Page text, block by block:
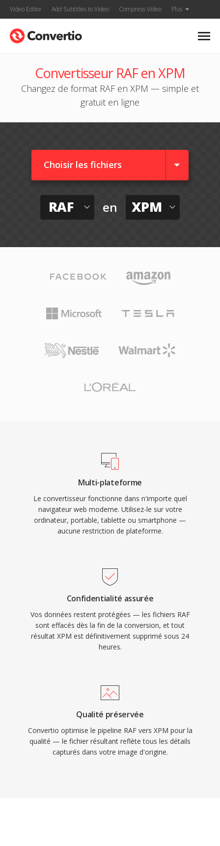
Video Editor Add Subtitles to Video Compress Video Plus
Convertisseur RAF en XPM
Changez de format RAF en XPM — simple et
gratuit en ligne
Choisir les fichiers
RAF en XPM
Multi-plateforme
Le convertisseur fonctionne dans n'importe quel
navigateur web moderne. Utilisez-le sur votre
ordinateur, portable, tablette ou smartphone —
aucune restriction de plateforme.
Confidentialité assurée
Vos données restent protégées — les fichiers RAF
sont effacés dès la fin de la conversion, et tout
résultat XPM est définitivement supprimé sous 24
heures.
Qualité préservée
Convertio optimise le pipeline RAF vers XPM pour la
qualité — le fichier résultant reflète tous les détails
capturés dans votre image d'origine.